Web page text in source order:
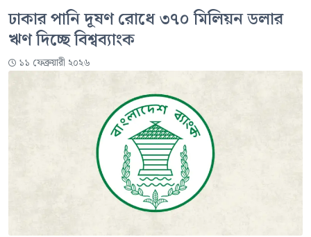
ঢাকার পানি দূষণ রোধে ৩৭০ মিলিয়ন ডলার
ঋণ দিচ্ছে বিশ্বব্যাংক
১১ ফেব্রুয়ারী ২০২৬